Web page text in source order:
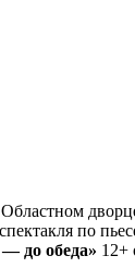
по
до обеда» 12+